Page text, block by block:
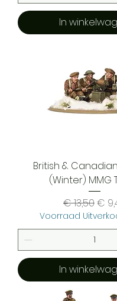
In
British &
(Winter) MMG
Normale
€ 13,50€
Voorraad
In